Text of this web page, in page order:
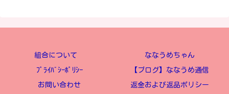
組合について ななうめちゃん
ﾌﾟﾗｲﾊﾞｼｰﾎﾟﾘｼｰ 【ブログ】ななうめ通信
お問い合わせ 返金および返品ポリシー